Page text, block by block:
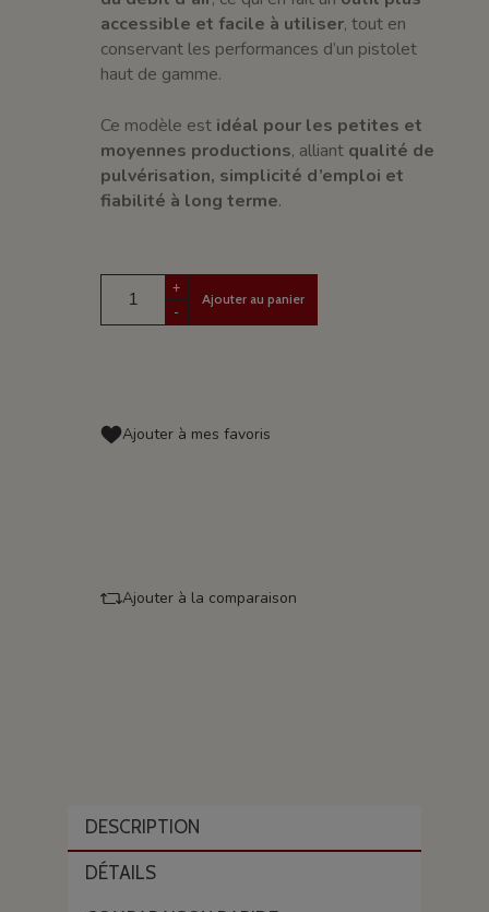
accessible et facile à utiliser, tout en
conservant les performances d’un pistolet
haut de gamme.
Ce modèle est idéal pour les petites et
moyennes productions, alliant qualité de
pulvérisation, simplicité d’emploi et
fiabilité à long terme.
+
-
Ajouter au panier
Ajouter à mes favoris
Ajouter à la comparaison
DESCRIPTION
DÉTAILS